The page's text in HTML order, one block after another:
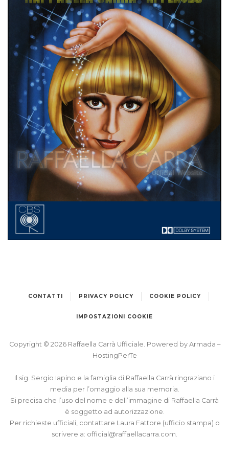
CONTATTI PRIVACY POLICY COOKIE POLICY
IMPOSTAZIONI COOKIE
Copyright © 2026 Raffaella Carrà Ufficiale. Powered by Armada –
HostingPerTe
Il sig. Sergio Iapino e la famiglia di Raffaella Carrà ringraziano i
media per l’omaggio alla sua memoria.
Si precisa che l’uso del nome e dell’immagine di Raffaella Carrà
è soggetto ad autorizzazione.
Per richieste ufficiali, contattare Laura Fattore (ufficio stampa) o
scrivere a: official@raffaellacarra.com.